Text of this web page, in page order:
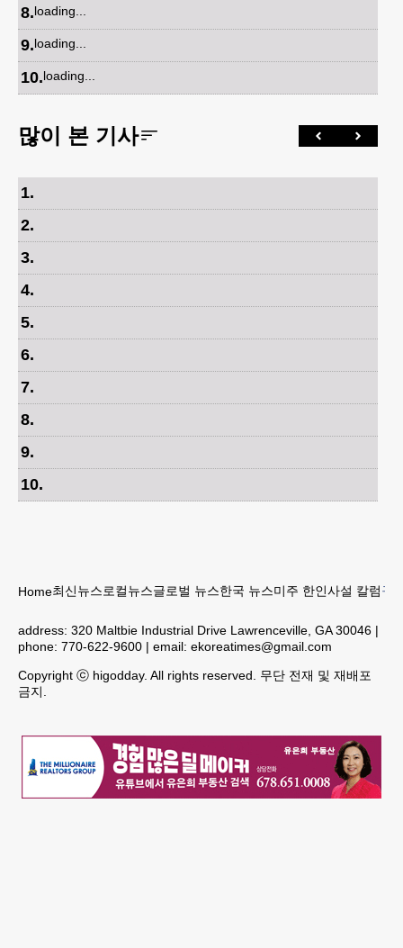
8.loading...
9.loading...
10.loading...
많이 본 기사
1.
2.
3.
4.
5.
6.
7.
8.
9.
10.
Home최신뉴스로컬뉴스글로벌 뉴스한국 뉴스미주 한인사설 칼럼구
address: 320 Maltbie Industrial Drive Lawrenceville, GA 30046 |
phone: 770-622-9600 | email: ekoreatimes@gmail.com
Copyright ⓒ higodday. All rights reserved. 무단 전재 및 재배포
금지.